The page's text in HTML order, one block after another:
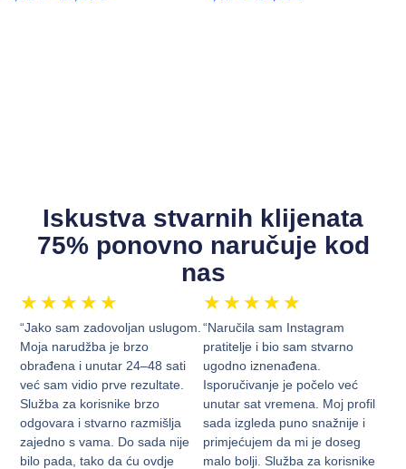
Iskustva stvarnih klijenata
75% ponovno naručuje kod
nas
★ ★ ★ ★ ★
“Jako sam zadovoljan uslugom.
Moja narudžba je brzo
obrađena i unutar 24–48 sati
već sam vidio prve rezultate.
Služba za korisnike brzo
odgovara i stvarno razmišlja
zajedno s vama. Do sada nije
bilo pada, tako da ću ovdje
★ ★ ★ ★ ★
“Naručila sam Instagram
pratitelje i bio sam stvarno
ugodno iznenađena.
Isporučivanje je počelo već
unutar sat vremena. Moj profil
sada izgleda puno snažnije i
primjećujem da mi je doseg
malo bolji. Služba za korisnike